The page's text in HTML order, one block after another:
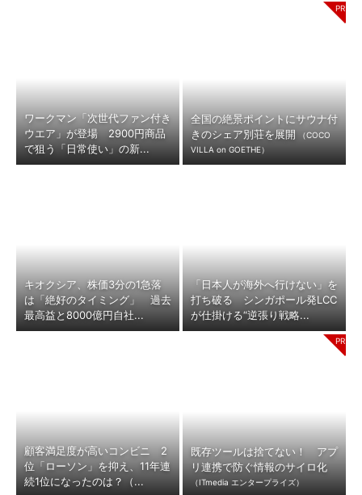
ワークマン「次世代ファン付き
ウエア」が登場 2900円商品
で狙う「日常使い」の新...
全国の絶景ポイントにサウナ付
きのシェア別荘を展開
（COCO
VILLA on GOETHE）
キオクシア、株価3分の1急落
は「絶好のタイミング」 過去
最高益と8000億円自社...
「日本人が海外へ行けない」を
打ち破る シンガポール発LCC
が仕掛ける“逆張り戦略...
顧客満足度が高いコンビニ 2
位「ローソン」を抑え、11年連
続1位になったのは？（...
既存ツールは捨てない！ アプ
リ連携で防ぐ情報のサイロ化
（ITmedia エンタープライズ）